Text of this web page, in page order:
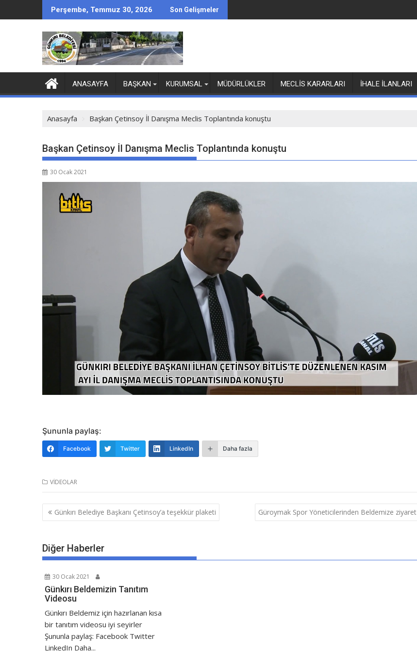
Perşembe, Temmuz 30, 2026 Son Gelişmeler
ANASAYFA BAŞKAN KURUMSAL MÜDÜRLÜKLER MECLİS KARARLARI İHALE İLANLARI
Anasayfa Başkan Çetinsoy İl Danışma Meclis Toplantında konuştu
Başkan Çetinsoy İl Danışma Meclis Toplantında konuştu
30 Ocak 2021
Şununla paylaş:
Facebook Twitter LinkedIn Daha fazla
VİDEOLAR
Günkırı Belediye Başkanı Çetinsoy’a teşekkür plaketi Güroymak Spor Yöneticilerinden Beldemize ziyaret
Diğer Haberler
30 Ocak 2021
Günkırı Beldemizin Tanıtım
Videosu
Günkırı Beldemiz için hazırlanan kısa
bir tanıtım videosu iyi seyirler
Şununla paylaş: Facebook Twitter
LinkedIn Daha...